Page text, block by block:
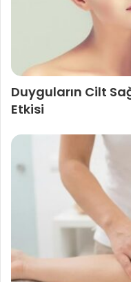
Duyguların Cilt
Etkisi